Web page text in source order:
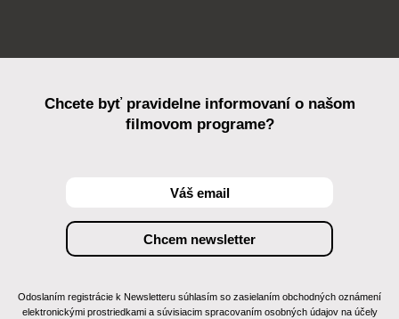
Chcete byť pravidelne informovaní o našom
filmovom programe?
Odoslaním registrácie k Newsletteru súhlasím so zasielaním obchodných oznámení
elektronickými prostriedkami a súvisiacim spracovaním osobných údajov na účely